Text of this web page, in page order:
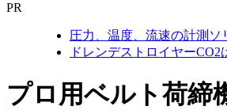
PR
圧力、温度、流速の計測ソ
ドレンデストロイヤー
プロ用ベルト荷締